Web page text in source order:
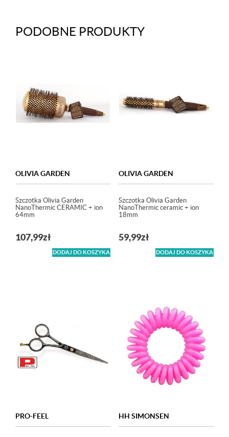
PODOBNE PRODUKTY
OLIVIA GARDEN
Szczotka Olivia Garden
NanoThermic CERAMIC + ion
64mm
107,99zł
DODAJ DO KOSZYKA
OLIVIA GARDEN
Szczotka Olivia Garden
NanoThermic ceramic + ion
18mm
59,99zł
DODAJ DO KOSZYKA
PRO-FEEL HH SIMONSEN